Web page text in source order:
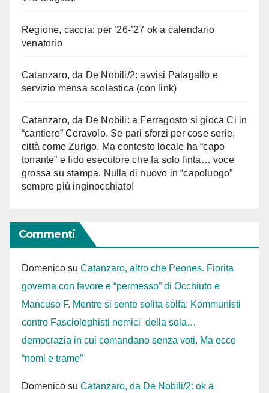
Regione, caccia: per ’26-’27 ok a calendario
venatorio
Catanzaro, da De Nobili/2: avvisi Palagallo e
servizio mensa scolastica (con link)
Catanzaro, da De Nobili: a Ferragosto si gioca Ci in
“cantiere” Ceravolo. Se pari sforzi per cose serie,
città come Zurigo. Ma contesto locale ha “capo
tonante” e fido esecutore che fa solo finta… voce
grossa su stampa. Nulla di nuovo in “capoluogo”
sempre più inginocchiato!
Commenti
Domenico su Catanzaro, altro che Peones. Fiorita
governa con favore e “permesso” di Occhiuto e
Mancuso F. Mentre si sente solita solfa: Kommunisti
contro Fascioleghisti nemici della sola…
democrazia in cui comandano senza voti. Ma ecco
“nomi e trame”
Domenico su Catanzaro, da De Nobili/2: ok a